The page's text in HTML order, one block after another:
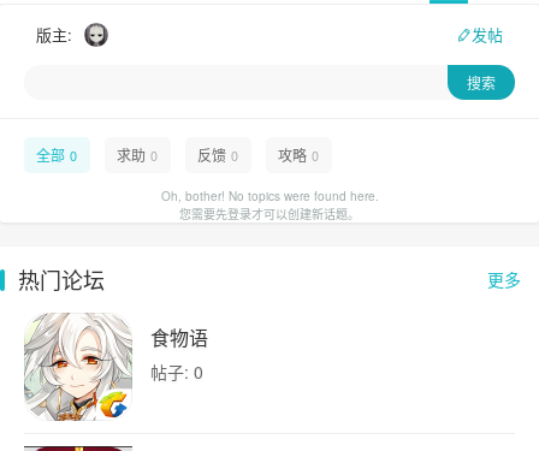
版主: 发帖
全部 0 求助 0 反馈 0 攻略 0
Oh, bother! No topics were found here.
您需要先登录才可以创建新话题。
更多
热门论坛
食物语
帖子: 0